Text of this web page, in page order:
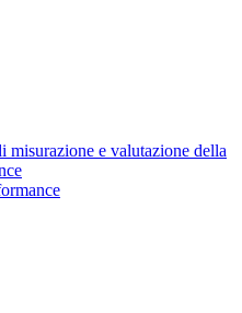
misurazione e valutazione della